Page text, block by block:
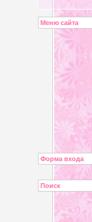
Меню сайта
Форма входа
Поиск